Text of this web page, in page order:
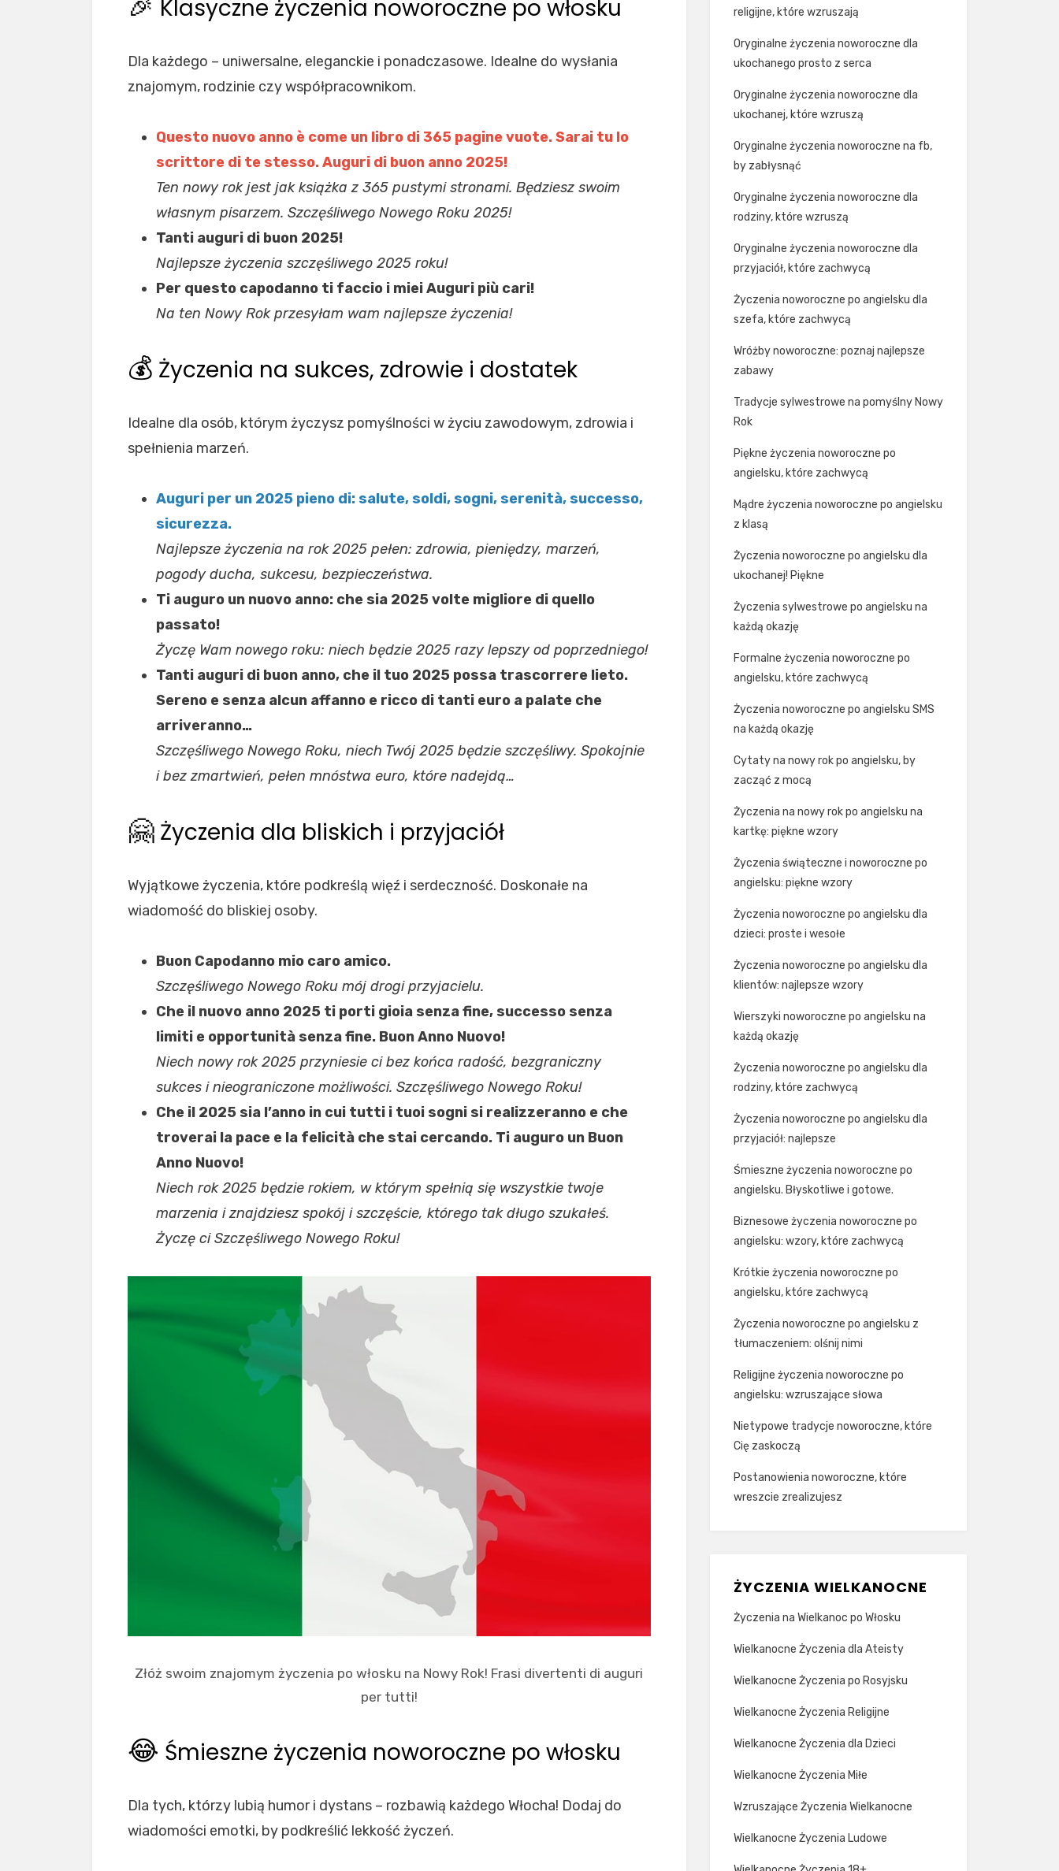
Klasyczne życzenia noworoczne po włosku
Dla każdego – uniwersalne, eleganckie i ponadczasowe. Idealne do wysłania
znajomym, rodzinie czy współpracownikom.
Questo nuovo anno è come un libro di 365 pagine vuote. Sarai tu lo
scrittore di te stesso. Auguri di buon anno 2025!
Ten nowy rok jest jak książka z 365 pustymi stronami. Będziesz swoim
własnym pisarzem. Szczęśliwego Nowego Roku 2025!
Tanti auguri di buon 2025!
Najlepsze życzenia szczęśliwego 2025 roku!
Per questo capodanno ti faccio i miei Auguri più cari!
Na ten Nowy Rok przesyłam wam najlepsze życzenia!
💰 Życzenia na sukces, zdrowie i dostatek
Idealne dla osób, którym życzysz pomyślności w życiu zawodowym, zdrowia i
spełnienia marzeń.
Auguri per un 2025 pieno di: salute, soldi, sogni, serenità, successo,
sicurezza.
Najlepsze życzenia na rok 2025 pełen: zdrowia, pieniędzy, marzeń,
pogody ducha, sukcesu, bezpieczeństwa.
Ti auguro un nuovo anno: che sia 2025 volte migliore di quello
passato!
Życzę Wam nowego roku: niech będzie 2025 razy lepszy od poprzedniego!
Tanti auguri di buon anno, che il tuo 2025 possa trascorrere lieto.
Sereno e senza alcun affanno e ricco di tanti euro a palate che
arriveranno…
Szczęśliwego Nowego Roku, niech Twój 2025 będzie szczęśliwy. Spokojnie
i bez zmartwień, pełen mnóstwa euro, które nadejdą…
🤗 Życzenia dla bliskich i przyjaciół
Wyjątkowe życzenia, które podkreślą więź i serdeczność. Doskonałe na
wiadomość do bliskiej osoby.
Buon Capodanno mio caro amico.
Szczęśliwego Nowego Roku mój drogi przyjacielu.
Che il nuovo anno 2025 ti porti gioia senza fine, successo senza
limiti e opportunità senza fine. Buon Anno Nuovo!
Niech nowy rok 2025 przyniesie ci bez końca radość, bezgraniczny
sukces i nieograniczone możliwości. Szczęśliwego Nowego Roku!
Che il 2025 sia l’anno in cui tutti i tuoi sogni si realizzeranno e che
troverai la pace e la felicità che stai cercando. Ti auguro un Buon
Anno Nuovo!
Niech rok 2025 będzie rokiem, w którym spełnią się wszystkie twoje
marzenia i znajdziesz spokój i szczęście, którego tak długo szukałeś.
Życzę ci Szczęśliwego Nowego Roku!
Złóż swoim znajomym życzenia po włosku na Nowy Rok! Frasi divertenti di auguri
per tutti!
😂 Śmieszne życzenia noworoczne po włosku
Dla tych, którzy lubią humor i dystans – rozbawią każdego Włocha! Dodaj do
wiadomości emotki, by podkreślić lekkość życzeń.
religijne, które wzruszają
Oryginalne życzenia noworoczne dla
ukochanego prosto z serca
Oryginalne życzenia noworoczne dla
ukochanej, które wzruszą
Oryginalne życzenia noworoczne na fb,
by zabłysnąć
Oryginalne życzenia noworoczne dla
rodziny, które wzruszą
Oryginalne życzenia noworoczne dla
przyjaciół, które zachwycą
Życzenia noworoczne po angielsku dla
szefa, które zachwycą
Wróżby noworoczne: poznaj najlepsze
zabawy
Tradycje sylwestrowe na pomyślny Nowy
Rok
Piękne życzenia noworoczne po
angielsku, które zachwycą
Mądre życzenia noworoczne po angielsku
z klasą
Życzenia noworoczne po angielsku dla
ukochanej! Piękne
Życzenia sylwestrowe po angielsku na
każdą okazję
Formalne życzenia noworoczne po
angielsku, które zachwycą
Życzenia noworoczne po angielsku SMS
na każdą okazję
Cytaty na nowy rok po angielsku, by
zacząć z mocą
Życzenia na nowy rok po angielsku na
kartkę: piękne wzory
Życzenia świąteczne i noworoczne po
angielsku: piękne wzory
Życzenia noworoczne po angielsku dla
dzieci: proste i wesołe
Życzenia noworoczne po angielsku dla
klientów: najlepsze wzory
Wierszyki noworoczne po angielsku na
każdą okazję
Życzenia noworoczne po angielsku dla
rodziny, które zachwycą
Życzenia noworoczne po angielsku dla
przyjaciół: najlepsze
Śmieszne życzenia noworoczne po
angielsku. Błyskotliwe i gotowe.
Biznesowe życzenia noworoczne po
angielsku: wzory, które zachwycą
Krótkie życzenia noworoczne po
angielsku, które zachwycą
Życzenia noworoczne po angielsku z
tłumaczeniem: olśnij nimi
Religijne życzenia noworoczne po
angielsku: wzruszające słowa
Nietypowe tradycje noworoczne, które
Cię zaskoczą
Postanowienia noworoczne, które
wreszcie zrealizujesz
ŻYCZENIA WIELKANOCNE
Życzenia na Wielkanoc po Włosku
Wielkanocne Życzenia dla Ateisty
Wielkanocne Życzenia po Rosyjsku
Wielkanocne Życzenia Religijne
Wielkanocne Życzenia dla Dzieci
Wielkanocne Życzenia Miłe
Wzruszające Życzenia Wielkanocne
Wielkanocne Życzenia Ludowe